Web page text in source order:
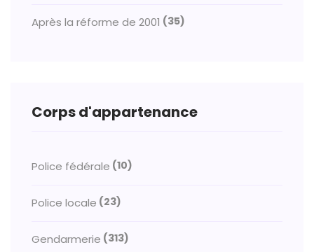
Après la réforme de 2001 (35)
Corps d'appartenance
Police fédérale (10)
Police locale (23)
Gendarmerie (313)